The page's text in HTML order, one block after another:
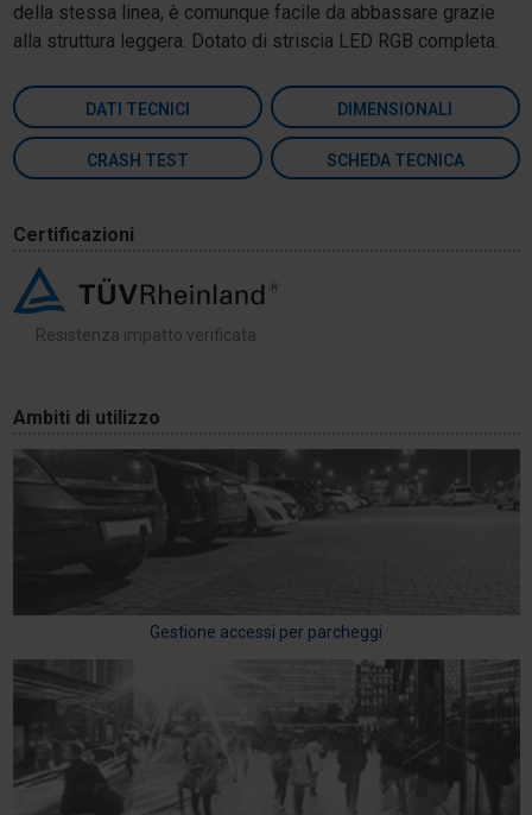
della stessa linea, è comunque facile da abbassare grazie
alla struttura leggera. Dotato di striscia LED RGB completa.
DATI TECNICI DIMENSIONALI
CRASH TEST SCHEDA TECNICA
Certificazioni
Resistenza impatto verificata
Ambiti di utilizzo
Gestione accessi per parcheggi